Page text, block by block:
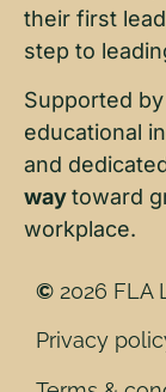
their first
step to
Supported
educational
and
waytoward
workplace.
© 2026 FLA
Privacy